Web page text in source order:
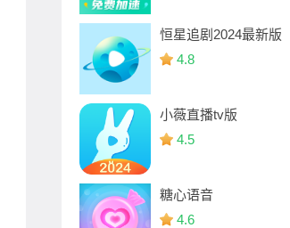
恒星追剧2024最新版
4.8
小薇直播tv版
4.5
糖心语音
4.6